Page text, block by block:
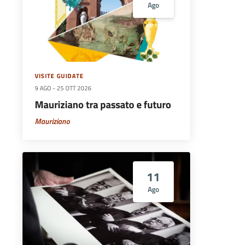
Ago
VISITE GUIDATE
9 AGO -25 OTT 2026
Mauriziano tra passato e futuro
Mauriziano
11
Ago